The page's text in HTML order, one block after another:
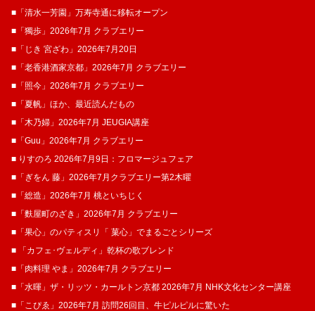
■「清水一芳園」万寿寺通に移転オープン
■「獨歩」2026年7月 クラブエリー
■「じき 宮ざわ」2026年7月20日
■「老香港酒家京都」2026年7月 クラブエリー
■「照今」2026年7月 クラブエリー
■「夏帆」ほか、最近読んだもの
■「木乃婦」2026年7月 JEUGIA講座
■「Guu」2026年7月 クラブエリー
■ りすのろ 2026年7月9日：フロマージュフェア
■「ぎをん 藤」2026年7月クラブエリー第2木曜
■「総造」2026年7月 桃といちじく
■「麩屋町のざき」2026年7月 クラブエリー
■「果心」のパティスリ「 菓​心」でまるごとシリーズ
■ 「カフェ･ヴェルディ」乾杯の歌ブレンド
■「肉料理 やま」2026年7月 クラブエリー
■「水暉」ザ・リッツ・カールトン京都 2026年7月 NHK文化センター講座
■「こぴゑ」2026年7月 訪問26回目、牛ピルピルに驚いた